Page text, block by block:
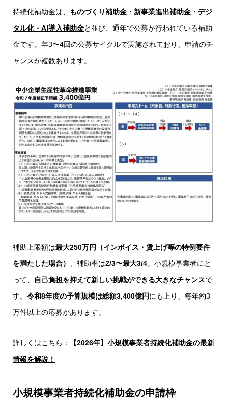
持続化補助金は、 ものづくり補助金 ・ 新事業進出補助金 ・ デジ
タル化・AI導入補助金と並び、通年で公募が行われている補助
金です。年3〜4回の公募サイクルで実施されており、申請のチ
ャンスが複数あります。
補助上限額は最大250万円（インボイス・賃上げ等の特例要件
を満たした場合）
、補助率は2/3〜最大3/4。小規模事業者にと
って、
自己負担を抑えて新しい挑戦ができる大きなチャンスで
す。 令和8年度の予算規模は総額3,400億円にも上り、毎年約3
万件以上の応募があります。
詳しくはこちら：
【2026年】小規模事業者持続化補助金の最新
情報を解説！
小規模事業者持続化補助金の申請枠